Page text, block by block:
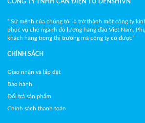
CÔNG TY TNHH CÂN ĐIỆN TỬ DENSHIVN
“ Sứ mệnh của chúng tôi là trở thành một công ty
phục vụ cho ngành đo lường hàng đầu Việt Nam.
khách hàng trong thị trường mà công ty có được”
CHÍNH SÁCH
Giao nhận và lắp đặt
Bảo hành
Đổi trả sản phẩm
Chính sách thanh toán